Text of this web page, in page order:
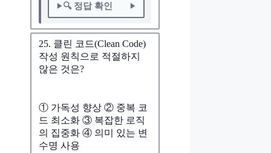
🔍 정답 확인
25. 클린 코드(Clean Code)
작성 원칙으로 적절하지
않은 것은?
① 가독성 향상 ② 중복 코
드 최소화 ③ 복잡한 로직
의 집중화 ④ 의미 있는 변
수명 사용